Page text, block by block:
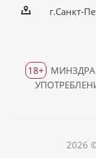
г.Санкт-
18+
2026